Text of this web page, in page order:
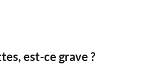
est-ce grave ?